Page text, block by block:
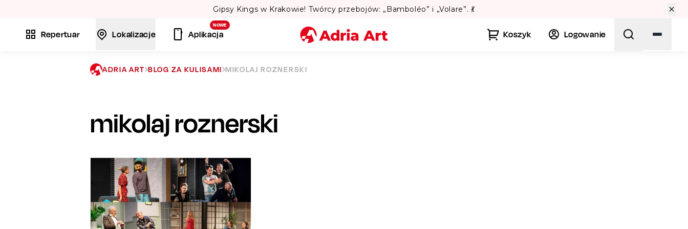
Lato w Warszawie? Sprawdź Teatralne Lato w Pałacu
Repertuar Lokalizacje
NOWE
Aplikacja Koszyk Logowanie
ADRIA ART BLOG ZA KULISAMI MIKOLAJ ROZNERSKI
mikolaj roznerski